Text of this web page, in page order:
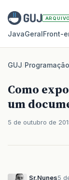
ARQUIVO
JavaGeral
GUJ/Programação
Como
um
5 de outubro de
Sr.Nunes5